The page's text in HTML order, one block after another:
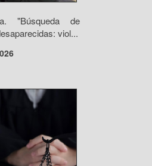
"Búsqueda de
viol...